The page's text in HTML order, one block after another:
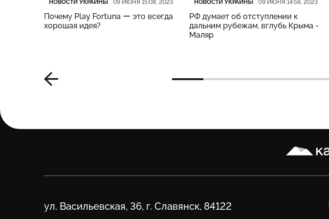
НОВОСТИ УКРАИНЫ 09 ИЮНЯ 15:08, 2023
Почему Play Fortuna ー это всегда
хорошая идея?
НОВОСТИ УКРАИНЫ 09 ИЮНЯ 14:58, 2023
РФ думает об отступлении к
дальним рубежам, вглубь Крыма -
Маляр
Карачун
Адрес
ул. Васильевская, 36, г. Славянск, 84122